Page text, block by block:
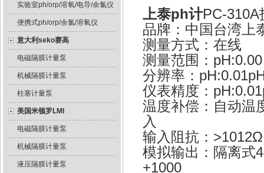
实验室ph/orp/溶氧/电导/余氯仪
便携式ph/orp/余氯/溶氧仪
意大利seko赛高
电磁隔膜计量泵
机械隔膜计量泵
柱塞计量泵
美国米顿罗LMI
电磁隔膜计量泵
机械隔膜计量泵
液压隔膜计量泵
上泰ph计PC-310A
品牌：中国台湾上
测量方式：在线
测量范围：
分辨率：
仪表精度：
温度补偿：自动温
入
输入阻抗：>1012Ω
模拟输出：隔离式
+1000